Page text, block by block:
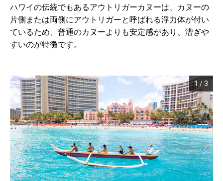
ハワイの伝統でもあるアウトリガーカヌーは、カヌーの
片側または両側にアウトリガーと呼ばれる浮力体が付い
ているため、普通のカヌーよりも安定感があり、漕ぎや
すいのが特徴です。
1/3